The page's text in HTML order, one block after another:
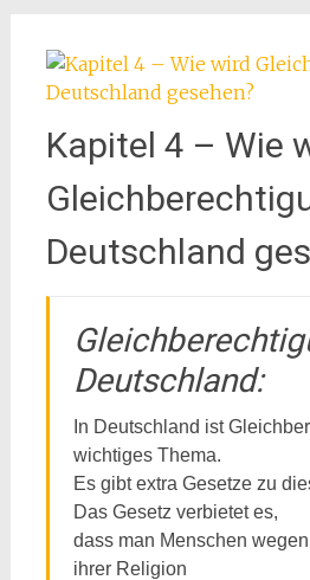
Kapitel 4 – Wie
Deutschland
Deutschland:
In Deutschland ist
wichtiges Thema.
Es gibt extra Gesetze zu
Das Gesetz verbietet es,
dass man Menschen
ihrer Religion